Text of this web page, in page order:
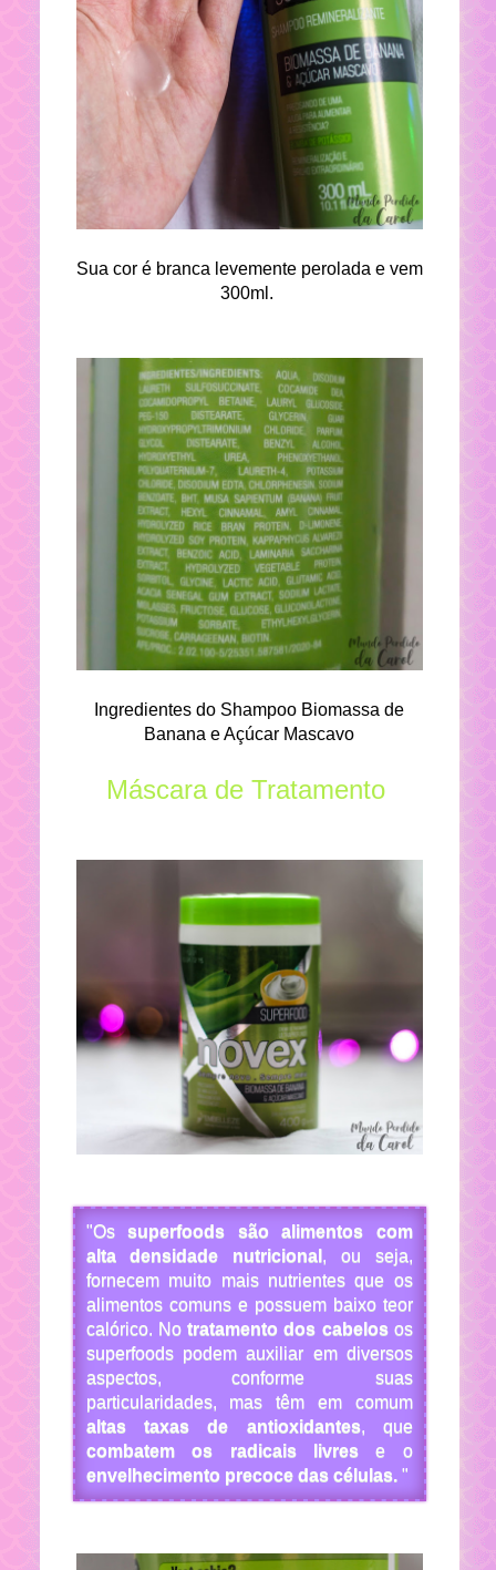
Sua cor é branca levemente perolada e vem
300ml.
Ingredientes do Shampoo Biomassa de
Banana e Açúcar Mascavo
Máscara de Tratamento
"Ossuperfoods são alimentos com
alta densidade nutricional , ou seja,
fornecem muito mais nutrientes que os
alimentos comuns e possuem baixo teor
calórico. Notratamento dos cabelosos
superfoods podem auxiliar em diversos
aspectos, conforme suas
particularidades, mas têm em comum
altas taxas de antioxidantes, que
combatem os radicais livres e o
envelhecimento precoce das células. "